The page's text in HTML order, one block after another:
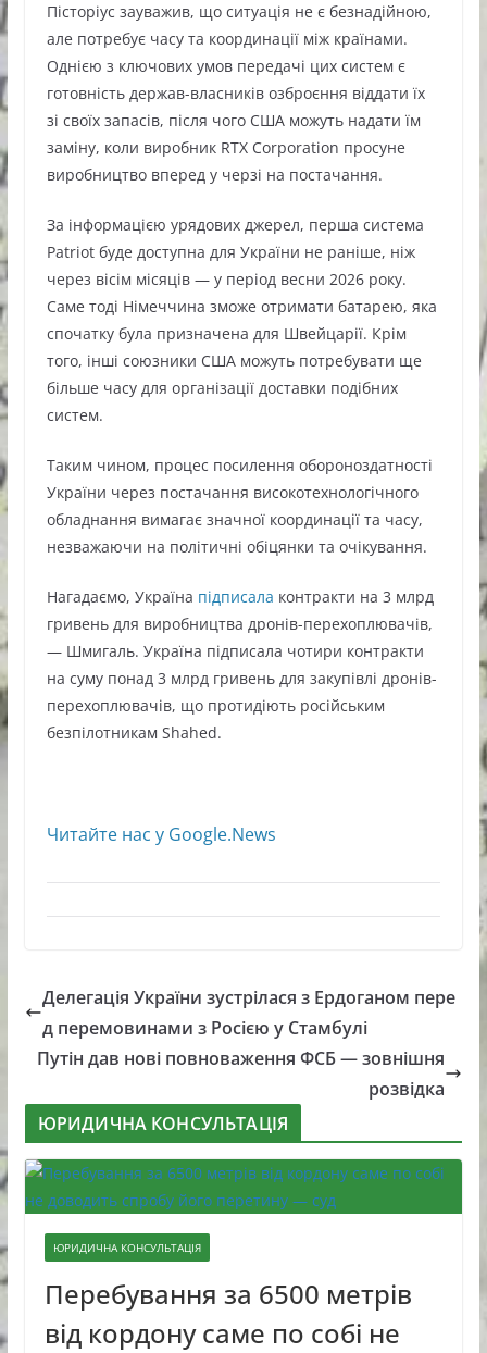
Пісторіус зауважив, що ситуація не є безнадійною,
але потребує часу та координації між країнами.
Однією з ключових умов передачі цих систем є
готовність держав-власників озброєння віддати їх
зі своїх запасів, після чого США можуть надати їм
заміну, коли виробник RTX Corporation просуне
виробництво вперед у черзі на постачання.
За інформацією урядових джерел, перша система
Patriot буде доступна для України не раніше, ніж
через вісім місяців — у період весни 2026 року.
Саме тоді Німеччина зможе отримати батарею, яка
спочатку була призначена для Швейцарії. Крім
того, інші союзники США можуть потребувати ще
більше часу для організації доставки подібних
систем.
Таким чином, процес посилення обороноздатності
України через постачання високотехнологічного
обладнання вимагає значної координації та часу,
незважаючи на політичні обіцянки та очікування.
Нагадаємо, Україна підписала контракти на 3 млрд
гривень для виробництва дронів-перехоплювачів,
— Шмигаль. Україна підписала чотири контракти
на суму понад 3 млрд гривень для закупівлі дронів-
перехоплювачів, що протидіють російським
безпілотникам Shahed.
Читайте нас у Google.News
Делегація України зустрілася з Ердоганом пере
д перемовинами з Росією у Стамбулі
Путін дав нові повноваження ФСБ — зовнішня
розвідка
ЮРИДИЧНА КОНСУЛЬТАЦІЯ
ЮРИДИЧНА КОНСУЛЬТАЦІЯ
Перебування за 6500 метрів
від кордону саме по собі не